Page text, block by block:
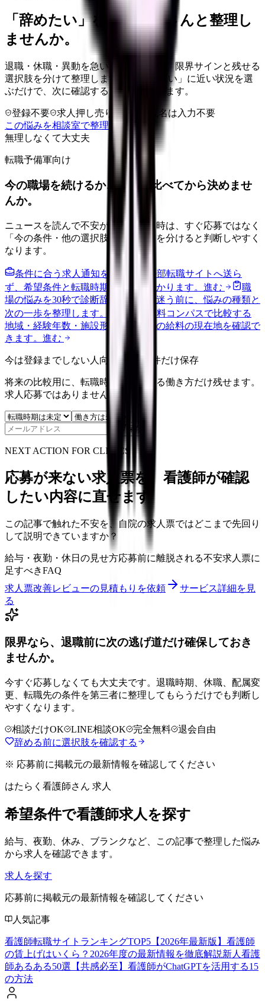
「辞めたい」を、カンゴさんと整理し
ませんか。
退職・休職・異動を急いで決める前に、限界サインと残せる
選択肢を分けて整理します。 「辞めたい」に近い状況を選
ぶだけで、次に確認することまで進めます。
登録不要 求人押し売りなし
病院名は入力不要
この悩みを相談室で整理する
無理しなくて大丈夫
転職予備軍向け
今の職場を続けるか、条件を比べてから決めませ
んか。
ニュースを読んで不安が強くなった時は、すぐ応募ではなく
「今の条件・他の選択肢・相談先」を分けると判断しやすく
なります。
条件に合う求人通知を受け取る 外部転職サイトへ送ら
ず、希望条件と転職時期を自社で預かります。 進む
職
場の悩みを30秒で診断辞めるべきか迷う前に、悩みの種類と
次の一歩を整理します。
進む
給料コンパスで比較する
地域・経験年数・施設形態から、今の給料の現在地を確認で
きます。 進む
今は登録までしない人向け: 希望条件だけ保存
将来の比較用に、転職時期と気になる働き方だけ残せます。
求人応募ではありません。
保存
NEXT ACTION FOR CLINICS
応募が来ない求人票を、看護師が確認
したい内容に直せます
この記事で触れた不安を、自院の求人票ではどこまで先回り
して説明できていますか？
給与・夜勤・休日の見せ方応募前に離脱される不安求人票に
足すべきFAQ
求人票改善レビューの見積もりを依頼
サービス詳細を見
る
限界なら、退職前に次の逃げ道だけ確保しておき
ませんか。
今すぐ応募しなくても大丈夫です。退職時期、休職、配属変
更、転職先の条件を第三者に整理してもらうだけでも判断し
やすくなります。
相談だけOK LINE相談OK 完全無料
退会自由
辞める前に選択肢を確認する
※ 応募前に掲載元の最新情報を確認してください
はたらく看護師さん 求人
希望条件で看護師求人を探す
給与、夜勤、休み、ブランクなど、この記事で整理した悩み
から求人を確認できます。
求人を探す
応募前に掲載元の最新情報を確認してください
人気記事
看護師転職サイトランキングTOP5【2026年最新版】 看護師
の賃上げはいくら？2026年度の最新情報を徹底解説新人看護
師あるある50選【共感必至】 看護師がChatGPTを活用する15
の方法